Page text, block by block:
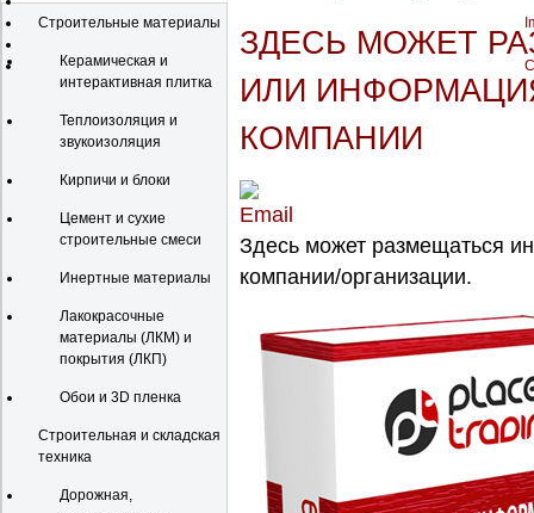
Строительные материалы
Керамическая и
интерактивная плитка
Теплоизоляция и
звукоизоляция
Кирпичи и блоки
Цемент и сухие
строительные смеси
Инертные материалы
Лакокрасочные
материалы (ЛКМ) и
покрытия (ЛКП)
Обои и 3D пленка
Строительная и складская
техника
Дорожная,
ЗДЕСЬ МОЖЕТ
ИЛИ
КОМПАНИИ
Здесь может размещаться
компании/организации.